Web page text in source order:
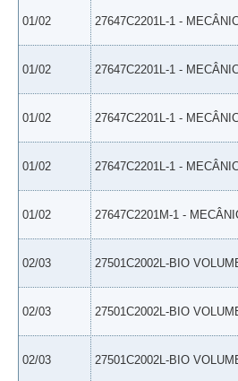
01/02 27647C2201L-1 -
01/02 27647C2201L-1 -
01/02 27647C2201L-1 -
01/02 27647C2201L-1 -
01/02 27647C2201M-1 -
02/03 27501C2002L-BIO
02/03 27501C2002L-BIO
02/03 27501C2002L-BIO